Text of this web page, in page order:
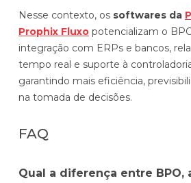
Nesse contexto, os softwares da
Prophix Fluxo potencializam o
integração com ERPs e bancos,
tempo real e suporte à
garantindo mais eficiência,
na tomada de decisões.
FAQ
Qual a diferença entre BPO,